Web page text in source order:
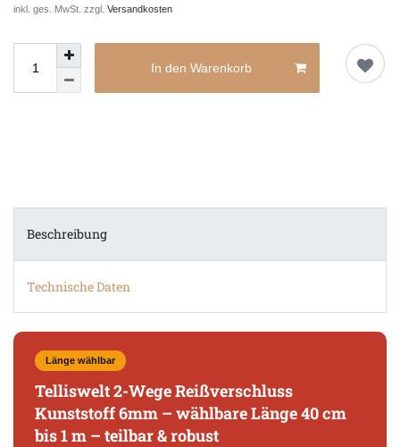
inkl. ges. MwSt. zzgl. Versandkosten
In den Warenkorb
Beschreibung
Technische Daten
Länge wählbar
Telliswelt 2-Wege Reißverschluss
Kunststoff 6mm – wählbare Länge 40 cm
bis 1 m – teilbar & robust